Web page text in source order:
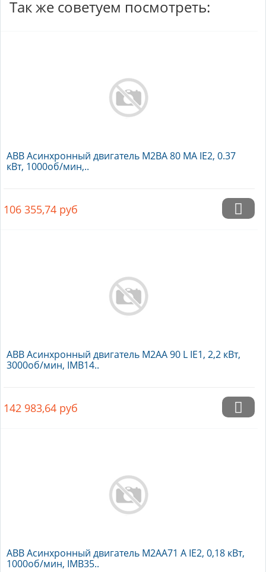
Так же советуем посмотреть:
ABB Асинхронный двигатель M2BA 80 MA IE2, 0.37
кВт, 1000об/мин,..
106 355,74 руб
ABB Асинхронный двигатель M2AA 90 L IE1, 2,2 кВт,
3000об/мин, IMB14..
142 983,64 руб
ABB Асинхронный двигатель M2AA71 A IE2, 0,18 кВт,
1000об/мин, IMB35..